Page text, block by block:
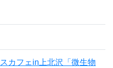
カフェin上北沢「微生物